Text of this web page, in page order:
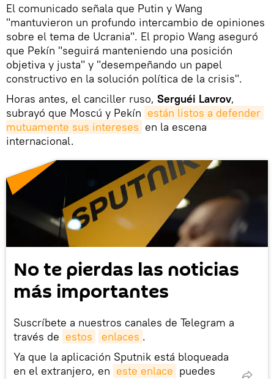
El comunicado señala que Putin y Wang
"mantuvieron un profundo intercambio de opiniones
sobre el tema de Ucrania". El propio Wang aseguró
que Pekín "seguirá manteniendo una posición
objetiva y justa" y "desempeñando un papel
constructivo en la solución política de la crisis".
Horas antes, el canciller ruso, Serguéi Lavrov,
subrayó que Moscú y Pekín están listos a defender
mutuamente sus intereses en la escena
internacional.
No te pierdas las noticias
más importantes
Suscríbete a nuestros canales de Telegram a
través de estos enlaces .
Ya que la aplicación Sputnik está bloqueada
en el extranjero, en este enlace puedes